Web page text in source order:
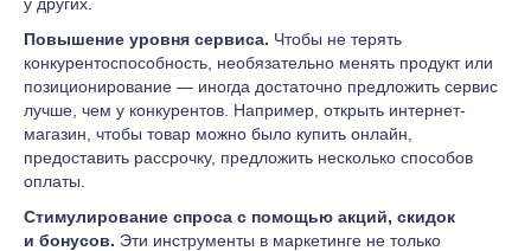
Повышение уровня сервиса. Чтобы не терять
конкурентоспособность, необязательно менять продукт или
позиционирование — иногда достаточно предложить сервис
лучше, чем у конкурентов. Например, открыть интернет-
магазин, чтобы товар можно было купить онлайн,
предоставить рассрочку, предложить несколько способов
оплаты.
Стимулирование спроса с помощью акций, скидок
и бонусов. Эти инструменты в маркетинге не только